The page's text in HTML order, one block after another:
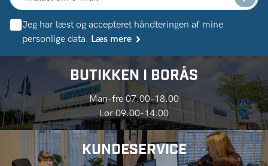
Jeg har læst og accepteret håndteringen af ​​mine
personlige data. Læs mere
BUTIKKEN I BORÅS
Man-fre 07.00-18.00
Lør 09.00-14.00
KUNDESERVICE